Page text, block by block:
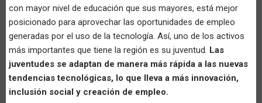
con mayor nivel de educación que sus mayores, está mejor
posicionado para aprovechar las oportunidades de empleo
generadas por el uso de la tecnología. Así, uno de los activos
más importantes que tiene la región es su juventud. Las
juventudes se adaptan de manera más rápida a las nuevas
tendencias tecnológicas, lo que lleva a más innovación,
inclusión social y creación de empleo.